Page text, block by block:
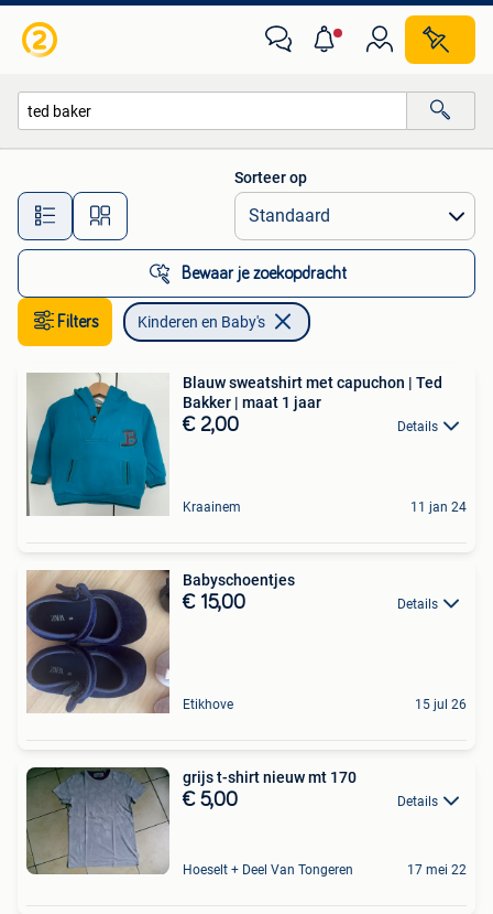
Alle afstanden…
Sorteer op
Bewaar je zoekopdracht
Filters Kinderen en Baby's
Blauw sweatshirt met capuchon | Ted
Bakker | maat 1 jaar
€ 2,00 Details
Kraainem 11 jan 24
Babyschoentjes
€ 15,00 Details
Etikhove 15 jul 26
grijs t-shirt nieuw mt 170
€ 5,00 Details
Hoeselt + Deel Van Tongeren 17 mei 22